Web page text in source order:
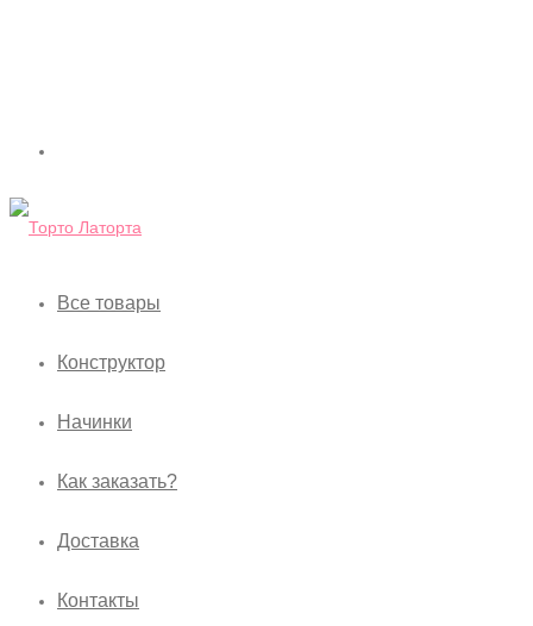
Все товары
Конструктор
Начинки
Как заказать?
Доставка
Контакты